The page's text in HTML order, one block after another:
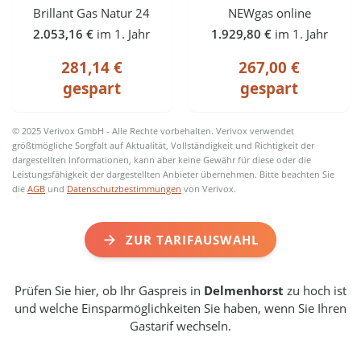
Brillant Gas Natur 24
2.053,16 € im 1. Jahr
281,14 €
gespart
NEWgas online
1.929,80 € im 1. Jahr
267,00 €
gespart
© 2025 Verivox GmbH - Alle Rechte vorbehalten. Verivox verwendet
größtmögliche Sorgfalt auf Aktualität, Vollständigkeit und Richtigkeit der
dargestellten Informationen, kann aber keine Gewähr für diese oder die
Leistungsfähigkeit der dargestellten Anbieter übernehmen. Bitte beachten Sie
dieAGB und Datenschutzbestimmungen von Verivox.
ZUR TARIFAUSWAHL
Prüfen Sie hier, ob Ihr Gaspreis in Delmenhorst zu hoch ist
und welche Einsparmöglichkeiten Sie haben, wenn Sie Ihren
Gastarif wechseln.